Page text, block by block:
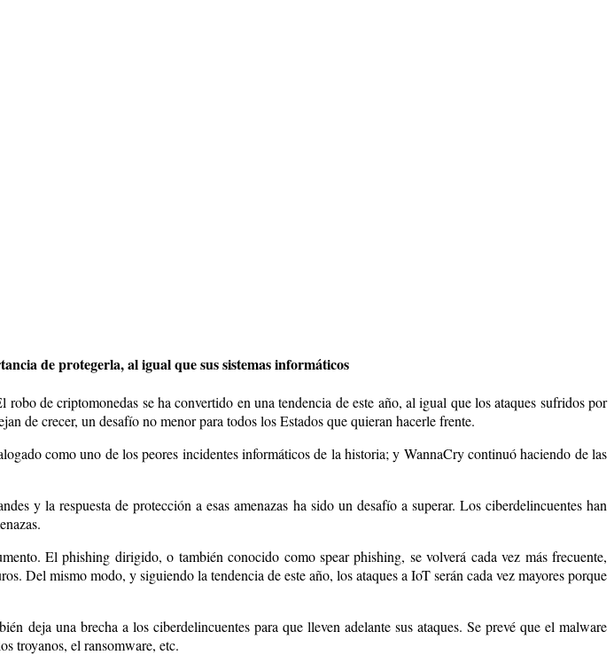
de protegerla, al igual que sus sistemas informáticos
de criptomonedas se ha convertido en una tendencia de este año, al igual que los ataques sufridos por
de crecer, un desafío no menor para todos los Estados que quieran hacerle frente.
como uno de los peores incidentes informáticos de la historia; y WannaCry continuó haciendo de las
y la respuesta de protección a esas amenazas ha sido un desafío a superar. Los ciberdelincuentes han
El phishing dirigido, o también conocido como spear phishing, se volverá cada vez más frecuente,
Del mismo modo, y siguiendo la tendencia de este año, los ataques a IoT serán cada vez mayores porque
deja una brecha a los ciberdelincuentes para que lleven adelante sus ataques. Se prevé que el malware
troyanos, el ransomware, etc.